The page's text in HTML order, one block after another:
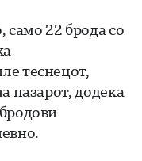
само 22 брода со
теснецот,
пазарот, додека